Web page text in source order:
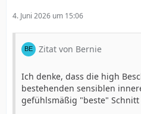
4. Juni 2026 um 15:06
Zitat von Bernie
Ich denke, dass die high
bestehenden sensiblen
gefühlsmäßig "beste" Schnitt